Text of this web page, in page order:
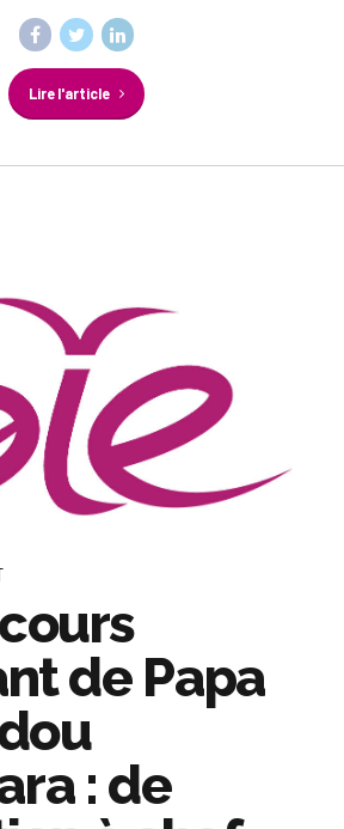
Lire l'article
de Papa
: de